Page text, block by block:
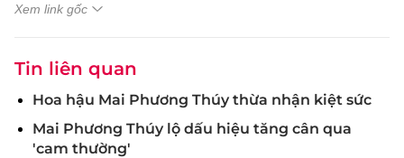
Xem link gốc
Tin liên quan
Hoa hậu Mai Phương Thúy thừa nhận kiệt sức
Mai Phương Thúy lộ dấu hiệu tăng cân qua
'cam thường'